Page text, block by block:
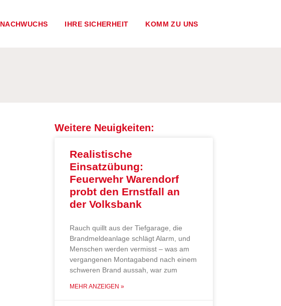
NACHWUCHS IHRE SICHERHEIT KOMM ZU UNS
Weitere Neuigkeiten:
Realistische
Einsatzübung:
Feuerwehr Warendorf
probt den Ernstfall an
der Volksbank
Rauch quillt aus der Tiefgarage, die
Brandmeldeanlage schlägt Alarm, und
Menschen werden vermisst – was am
vergangenen Montagabend nach einem
schweren Brand aussah, war zum
MEHR ANZEIGEN »